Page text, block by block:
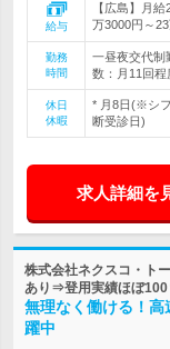
給与
【広島】月
万3000円～
勤務
時間
一昼夜交代制
数：月11回
休日
休暇
* 月8日(※シ
断受診日)
求人詳細を
株式会社ネクスコ・ト
あり⇒登用実績ほぼ100
無理なく働ける！
躍中